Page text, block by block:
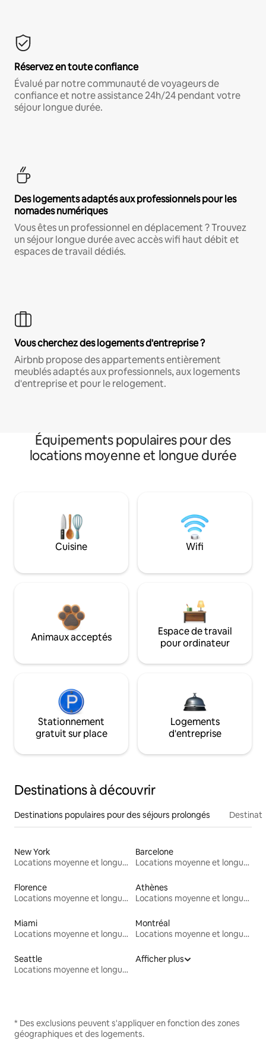
Réservez en toute confiance
Évalué par notre communauté de voyageurs de
confiance et notre assistance 24h/24 pendant votre
séjour longue durée.
Des logements adaptés aux professionnels pour les
nomades numériques
Vous êtes un professionnel en déplacement ? Trouvez
un séjour longue durée avec accès wifi haut débit et
espaces de travail dédiés.
Vous cherchez des logements d'entreprise ?
Airbnb propose des appartements entièrement
meublés adaptés aux professionnels, aux logements
d'entreprise et pour le relogement.
Équipements populaires pour des
locations moyenne et longue durée
Cuisine Wifi
Animaux acceptés
Espace de travail
pour ordinateur
Stationnement
gratuit sur place
Logements
d'entreprise
Destinations à découvrir
Destinations populaires pour des séjours prolongés
New York
Locations moyenne et longue durée
Barcelone
Locations moyenne et longue durée
Florence
Locations moyenne et longue durée
Athènes
Locations moyenne et longue durée
Miami
Locations moyenne et longue durée
Montréal
Locations moyenne et longue durée
Seattle
Locations moyenne et longue durée
Afficher plus
* Des exclusions peuvent s'appliquer en fonction des zones
géographiques et des logements.